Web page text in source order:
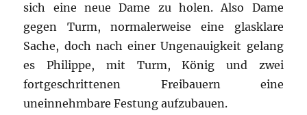
sich eine neue Dame zu holen. Also Dame
gegen Turm, normalerweise eine glasklare
Sache, doch nach einer Ungenauigkeit gelang
es Philippe, mit Turm, König und zwei
fortgeschrittenen Freibauern eine
uneinnehmbare Festung aufzubauen.